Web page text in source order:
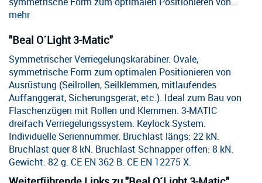
mehr
"Beal O´Light 3-Matic"
Symmetrischer Verriegelungskarabiner. Ovale,
symmetrische Form zum optimalen Positionieren von
Ausrüstung (Seilrollen, Seilklemmen, mitlaufendes
Auffanggerät, Sicherungsgerät, etc.). Ideal zum Bau von
Flaschenzügen mit Rollen und Klemmen. 3-MATIC
dreifach Verriegelungssystem. Keylock System.
Individuelle Seriennummer. Bruchlast längs: 22 kN.
Bruchlast quer 8 kN. Bruchlast Schnapper offen: 8 kN.
Gewicht: 82 g. CE EN 362 B. CE EN 12275 X.